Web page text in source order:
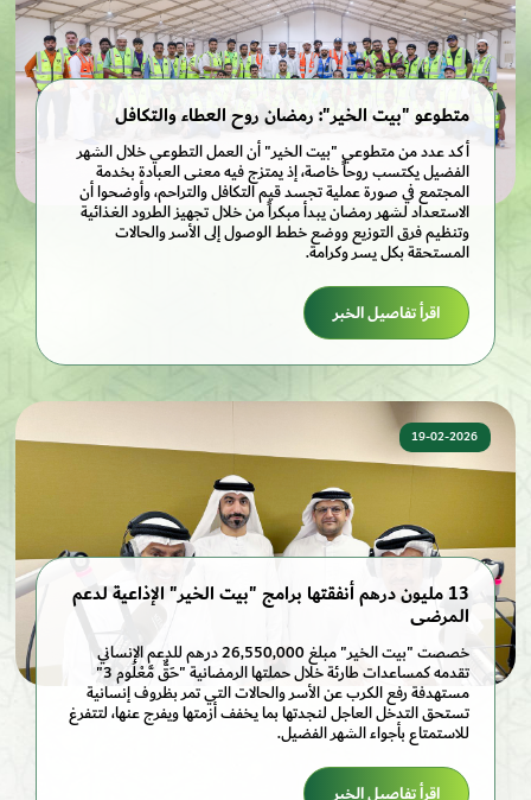
متطوعو "بيت الخير": رمضان روح العطاء والتكافل
أكد عدد من متطوعي "بيت الخير" أن العمل التطوعي خلال الشهر
الفضيل يكتسب روحاً خاصة، إذ يمتزج فيه معنى العبادة بخدمة
المجتمع في صورة عملية تجسد قيم التكافل والتراحم، وأوضحوا أن
الاستعداد لشهر رمضان يبدأ مبكراً من خلال تجهيز الطرود الغذائية
وتنظيم فرق التوزيع ووضع خطط الوصول إلى الأسر والحالات
المستحقة بكل يسر وكرامة.
اقرأ تفاصيل الخبر
19-02-2026
13 مليون درهم أنفقتها برامج "بيت الخير" الإذاعية لدعم
المرضى
خصصت "بيت الخير" مبلغ 26,550,000 درهم للدعم الإنساني
تقدمه كمساعدات طارئة خلال حملتها الرمضانية "حَقٌّ مَّعْلُوم 3"
مستهدفة رفع الكرب عن الأسر والحالات التي تمر بظروف إنسانية
تستحق التدخل العاجل لنجدتها بما يخفف أزمتها ويفرج عنها، لتتفرغ
للاستمتاع بأجواء الشهر الفضيل.
اقرأ تفاصيل الخبر